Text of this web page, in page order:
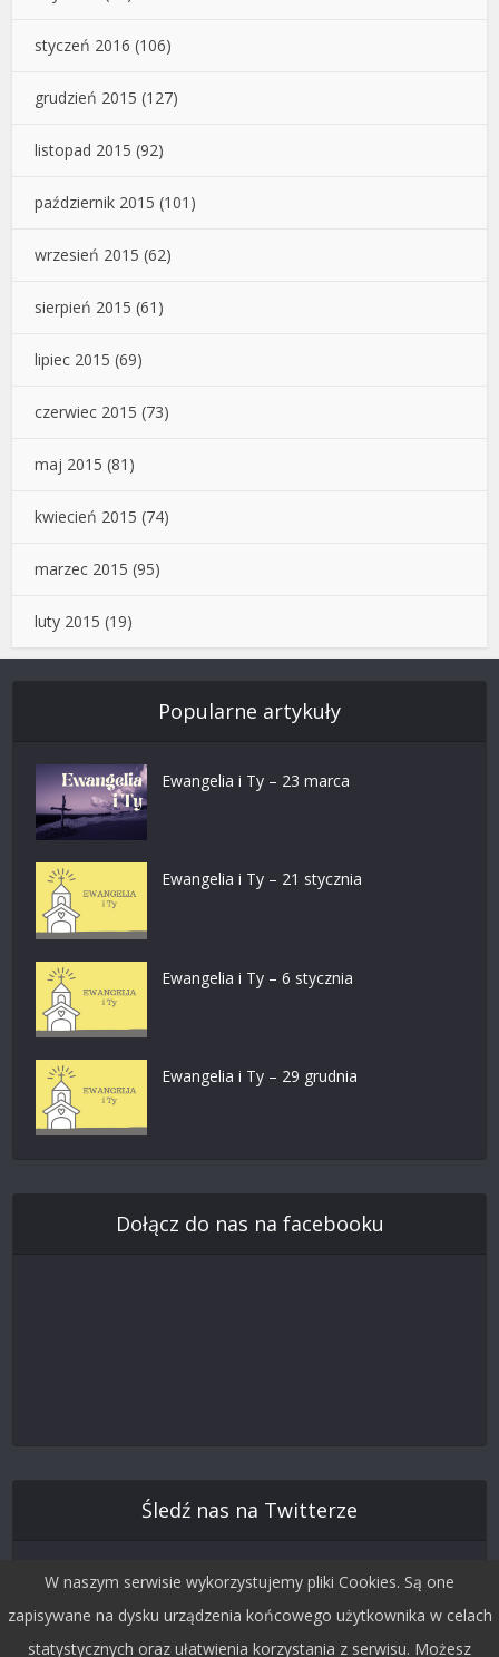
styczeń 2016 (106)
grudzień 2015 (127)
listopad 2015 (92)
październik 2015 (101)
wrzesień 2015 (62)
sierpień 2015 (61)
lipiec 2015 (69)
czerwiec 2015 (73)
maj 2015 (81)
kwiecień 2015 (74)
marzec 2015 (95)
luty 2015 (19)
Popularne artykuły
Ewangelia i Ty – 23 marca
Ewangelia i Ty – 21 stycznia
Ewangelia i Ty – 6 stycznia
Ewangelia i Ty – 29 grudnia
Dołącz do nas na facebooku
Śledź nas na Twitterze
W naszym serwisie wykorzystujemy pliki Cookies. Są one
zapisywane na dysku urządzenia końcowego użytkownika w celach
statystycznych oraz ułatwienia korzystania z serwisu. Możesz